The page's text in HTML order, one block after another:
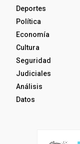
Deportes
Política
Economía
Cultura
Seguridad
Judiciales
Análisis
Datos